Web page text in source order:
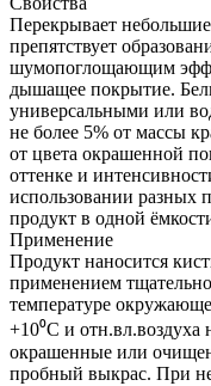
Перекрывает
препятствует
шумопоглощающим
дышащее покрытие.
универсальными или
не более 5% от массы
от цвета окрашенной
оттенке и
использовании разных
продукт в одной
Применение
Продукт наносится
применением
температуре
+10⁰C и
окрашенные или
пробный выкрас. При